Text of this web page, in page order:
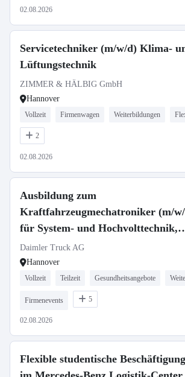
02.08.2026
Servicetechniker (m/w/d) Klima-
Lüftungstechnik
ZIMMER & HÄLBIG GmbH
Hannover
Vollzeit Firmenwagen Weiterbildungen
2
02.08.2026
Ausbildung zum
Kraftfahrzeugmechatroniker (m/
für System- und Hochvolttechnik,
Daimler Truck AG
Daimler Truck AG
Hannover
Vollzeit Teilzeit Gesundheitsangebote
Firmenevents 5
02.08.2026
Flexible studentische Beschäftigung